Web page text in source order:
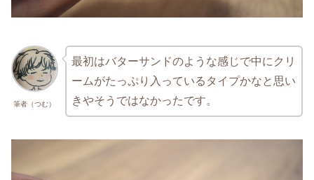
筆者（つむ）
最初はバターサンドのような感じで中にクリ
ームがたっぷり入っているタイプかなと思い
きやそうではなかったです。